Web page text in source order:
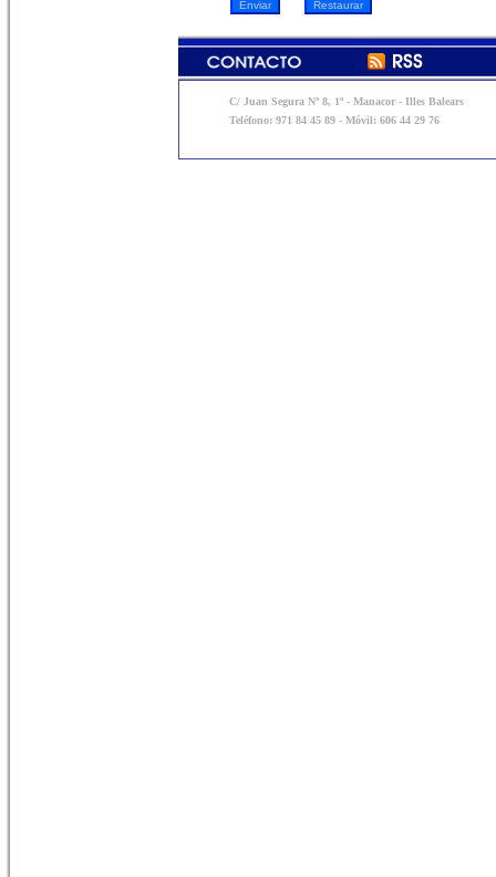
C/ Juan Segura Nº 8, 1º - Manacor - Illes Balears
Teléfono: 971 84 45 89 - Móvil: 606 44 29 76